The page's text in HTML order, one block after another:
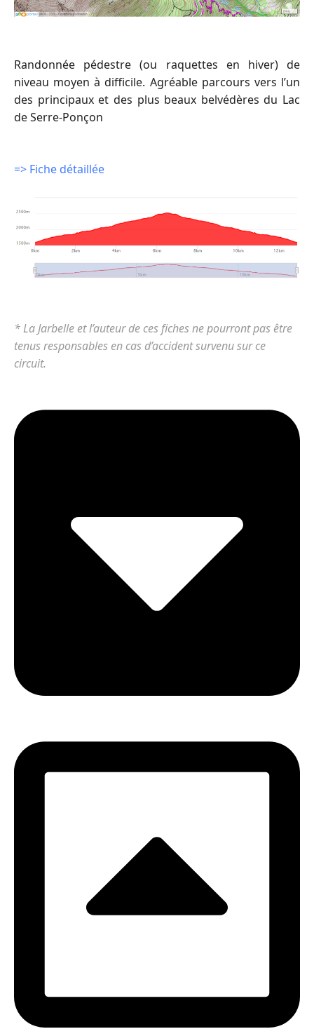
Randonnée pédestre (ou raquettes en hiver) de
niveau moyen à difficile. Agréable parcours vers l’un
des principaux et des plus beaux belvédères du Lac
de Serre-Ponçon
=> Fiche détaillée
* La Jarbelle et l’auteur de ces fiches ne pourront pas être
tenus responsables en cas d’accident survenu sur ce
circuit.